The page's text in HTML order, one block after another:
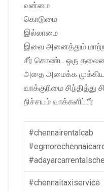
வன்மை
கொடுமை
இல்லாமை
இவை அனைத்தும்
சீர் கொண்ட ஒரு
அதை அமைக்க
வாக்குரிமை சிந்தித்து
நிச்சயம் வாக்களிப்பீர்
#chennairentalcab
#chennaitaxiservice